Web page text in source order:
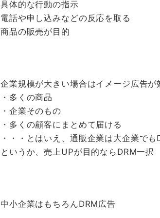
具体的な行動の指示
電話や申し込みなどの反応を取る
商品の販売が目的
企業規模が大きい場合はイメージ広告が
・多くの商品
・企業そのもの
・多くの顧客にまとめて届ける
・・・とはいえ、通販企業は大企業でも
というか、売上UPが目的ならDRM一択
中小企業はもちろんDRM広告